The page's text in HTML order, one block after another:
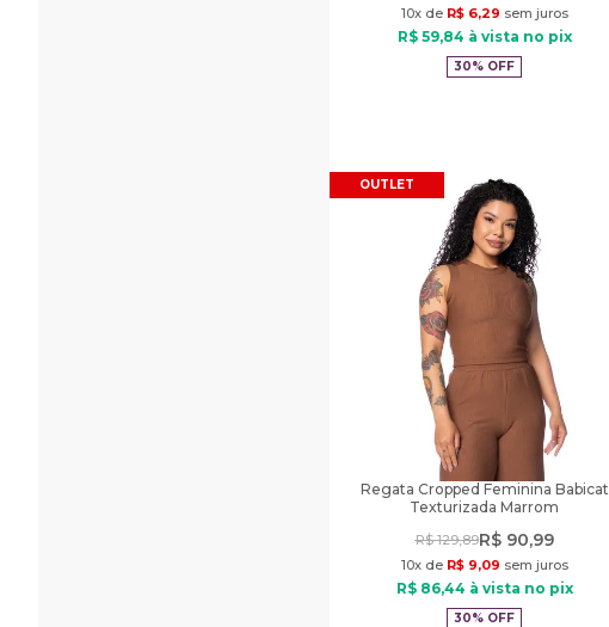
10x de R$ 6,29 sem juros
R$ 59,84 à vista no pix
30% OFF
OUTLET
Regata Cropped Feminina Babicat
Texturizada Marrom
R$ 129,89R$ 90,99
10x de R$ 9,09 sem juros
R$ 86,44 à vista no pix
30% OFF